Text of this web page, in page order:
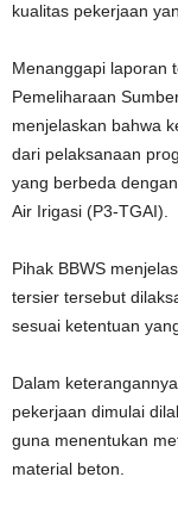
kualitas pekerjaan
Menanggapi laporan
Pemeliharaan
menjelaskan bahwa
dari pelaksanaan
yang berbeda
Air Irigasi (P3-TGAI).
Pihak BBWS
tersier tersebut
sesuai ketentuan
Dalam
pekerjaan dimulai
guna menentukan
material beton.